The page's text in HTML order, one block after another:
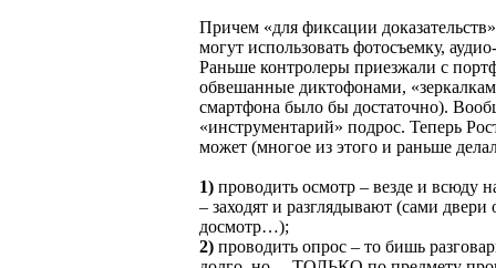
Причем «для фиксации
могут использовать фотосъемку,
Раньше контролеры приезжали с
обвешанные диктофонами,
смартфона было бы достаточно).
«инструментарий» подрос. Теперь
может (многое из этого и раньше
1) проводить осмотр – везде и всюду
– заходят и разглядывают (сами
досмотр…);
2) проводить опрос – то бишь